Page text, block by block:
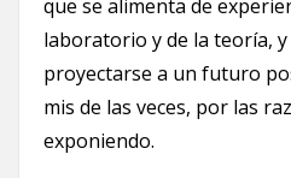
que se alimenta de
laboratorio y de la teoría,
proyectarse a un futuro
mis de las veces, por las
exponiendo.